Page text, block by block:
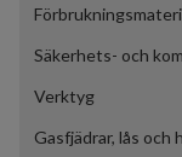
Säkerhets- och
Verktyg
Gasfjädrar, lås och